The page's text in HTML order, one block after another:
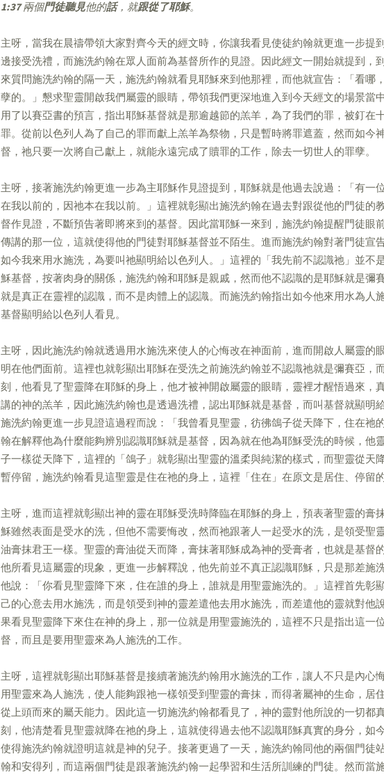
1:37兩個門徒聽見他的話，就跟從了耶穌。
主呀，當我在晨禱帶領大家對齊今天的經文時，你讓我看見使徒約翰就更進一步提
邊接受洗禮，而施洗約翰在眾人面前為基督所作的見證。因此經文一開始就提到，
來質問施洗約翰的隔一天，施洗約翰就看見耶穌來到他那裡，而他就宣告：「看哪
孽的。」懇求聖靈開啟我們屬靈的眼睛，帶領我們更深地進入到今天經文的場景當
用了以賽亞書的預言，指出耶穌基督就是那逾越節的羔羊，為了我們的罪，被釘在
罪。從前以色列人為了自己的罪而獻上羔羊為祭物，只是暫時將罪遮蓋，然而如今
督，祂只要一次將自己獻上，就能永遠完成了贖罪的工作，除去一切世人的罪孽。
主呀，接著施洗約翰更進一步為主耶穌作見證提到，耶穌就是他過去說過：「有一
在我以前的，因祂本在我以前。」這裡就彰顯出施洗約翰在過去對跟從他的門徒的
督作見證，不斷預告著即將來到的基督。因此當耶穌一來到，施洗約翰提醒門徒眼
傳講的那一位，這就使得他的門徒對耶穌基督並不陌生。進而施洗約翰對著門徒宣
如今我來用水施洗，為要叫祂顯明給以色列人。」這裡的「我先前不認識祂」並不
穌基督，按著肉身的關係，施洗約翰和耶穌是親戚，然而他不認識的是耶穌就是彌
就是真正在靈裡的認識，而不是肉體上的認識。而施洗約翰指出如今他來用水為人
基督顯明給以色列人看見。
主呀，因此施洗約翰就透過用水施洗來使人的心悔改在神面前，進而開啟人屬靈的
明在他們面前。這裡也就彰顯出耶穌在受洗之前施洗約翰並不認識祂就是彌賽亞，
刻，他看見了聖靈降在耶穌的身上，他才被神開啟屬靈的眼睛，靈裡才醒悟過來，
講的神的羔羊，因此施洗約翰也是透過洗禮，認出耶穌就是基督，而叫基督就顯明
施洗約翰更進一步見證這過程而說：「我曾看見聖靈，彷彿鴿子從天降下，住在祂
翰在解釋他為什麼能夠辨別認識耶穌就是基督，因為就在他為耶穌受洗的時候，他
子一樣從天降下，這裡的「鴿子」就彰顯出聖靈的溫柔與純潔的樣式，而聖靈從天
暫停留，施洗約翰看見這聖靈是住在祂的身上，這裡「住在」在原文是居住、停留的
主呀，進而這裡就彰顯出神的靈在耶穌受洗時降臨在耶穌的身上，預表著聖靈的膏
穌雖然表面是受水的洗，但他不需要悔改，然而祂跟著人一起受水的洗，是領受聖
油膏抹君王一樣。聖靈的膏油從天而降，膏抹著耶穌成為神的受膏者，也就是基督
他所看見這屬靈的現象，更進一步解釋說，他先前並不真正認識耶穌，只是那差施
他說：「你看見聖靈降下來，住在誰的身上，誰就是用聖靈施洗的。」這裡首先彰
己的心意去用水施洗，而是領受到神的靈差遣他去用水施洗，而差遣他的靈就對他
果看見聖靈降下來住在神的身上，那一位就是用聖靈施洗的，這裡不只是指出這一
督，而且是要用聖靈來為人施洗的工作。
主呀，這裡就彰顯出耶穌基督是接續著施洗約翰用水施洗的工作，讓人不只是內心
用聖靈來為人施洗，使人能夠跟祂一樣領受到聖靈的膏抹，而得著屬神的生命，居
從上頭而來的屬天能力。因此這一切施洗約翰都看見了，神的靈對他所說的一切都
刻，他清楚看見聖靈就降在祂的身上，這就使得過去他不認識耶穌真實的身分，如
使得施洗約翰就證明這就是神的兒子。接著更過了一天，施洗約翰同他的兩個門徒
翰和安得列，而這兩個門徒是跟著施洗約翰一起學習和生活所訓練的門徒。然而當